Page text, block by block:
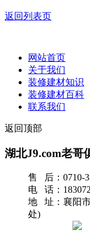
返回列表页
网站首页
关于我们
装修建材知识
装修建材百科
联系我们
返回顶部
湖北J9.com老哥
售 后：0710-
电 话：
地 址：襄阳
处)